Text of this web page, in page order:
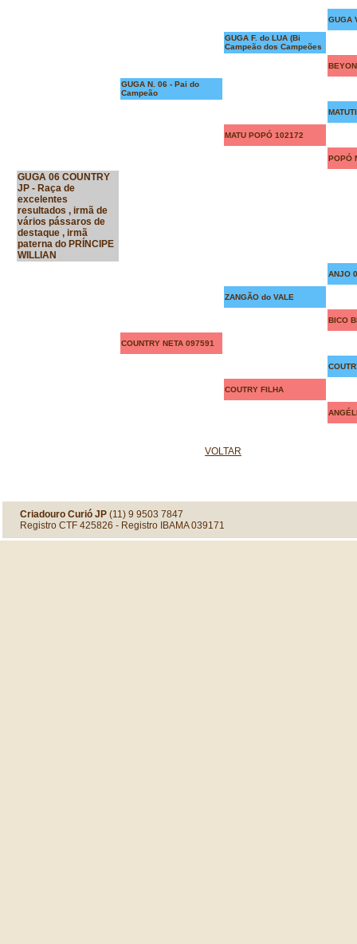
GUGA
GUGA F. do LUA (Bi
Campeão dos Campeões
GUGA N. 06 - Pai do
Campeão
MATU POPÓ 102172
POPÓ
GUGA 06 COUNTRY
JP - Raça de
excelentes
resultados , irmã de
vários pássaros de
destaque , irmã
paterna do PRÍNCIPE
WILLIAN
ANJO
ZANGÃO do VALE
BICO
COUNTRY NETA 097591
COUTRY FILHA
VOLTAR
Criadouro Curió JP (11) 9 9503 7847
Registro CTF 425826 - Registro IBAMA 039171